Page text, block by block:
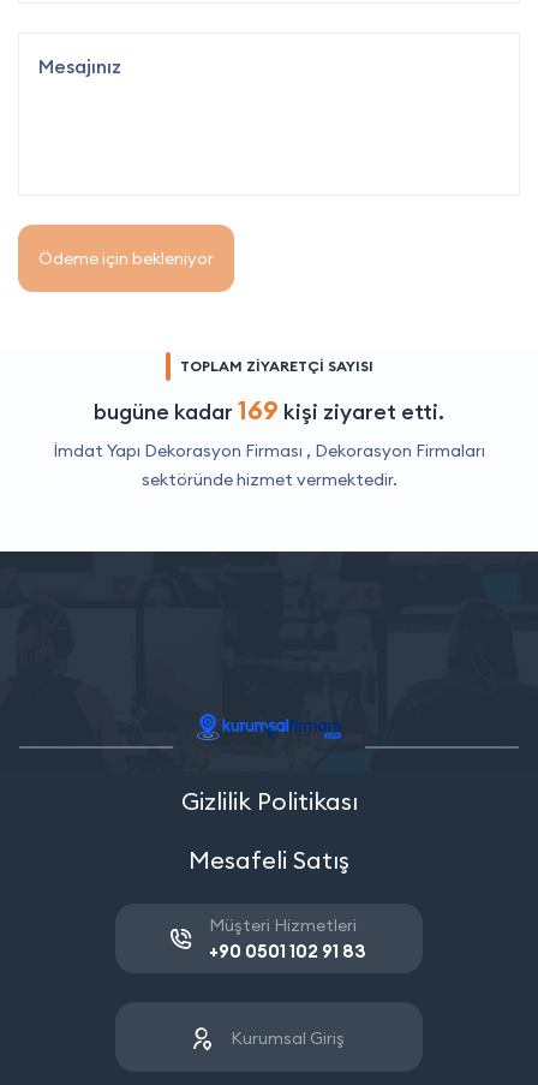
Ödeme için bekleniyor
TOPLAM ZİYARETÇİ SAYISI
bugüne kadar 169 kişi ziyaret etti.
İmdat Yapı Dekorasyon Firması , Dekorasyon Firmaları
sektöründe hizmet vermektedir.
Gizlilik Politikası
Mesafeli Satış
Müşteri Hizmetleri
+90 0501 102 91 83
Kurumsal Giriş